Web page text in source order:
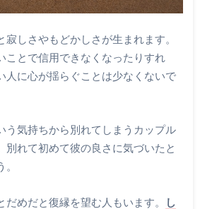
しさやもどかしさが生まれます。
ことで信用できなくなったりすれ
人に心が揺らぐことは少なくないで
う気持ちから別れてしまうカップル
別れて初めて彼の良さに気づいたと
めだと復縁を望む人もいます。
し